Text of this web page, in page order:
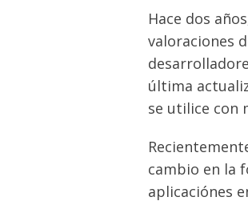
Hace dos
valoraciones
última
se utilice con
cambio en la
aplicaciónes